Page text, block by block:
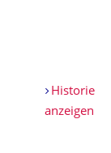
Historie
anzeigen